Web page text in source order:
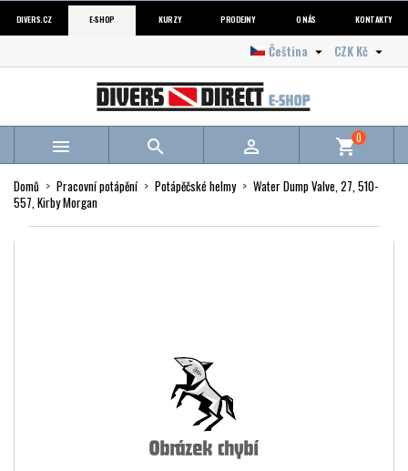
DIVERS.CZ E-SHOP KURZY PRODEJNY O NÁS KONTAKTY
CZK Kč 
Čeština 
   shopping_cart0
Domů Pracovní potápění Potápěčské helmy
Water Dump Valve, 27, 510-
557, Kirby Morgan